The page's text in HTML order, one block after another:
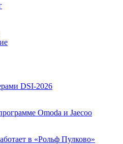
DSI-2026
Omoda и Jaecoo
в «Рольф Пулково»